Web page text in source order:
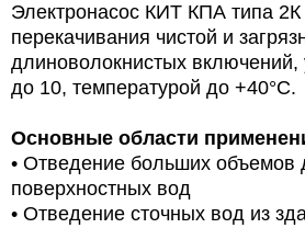
Электронасос КИТ КПА типа
перекачивания чистой и
длиноволокнистых
до 10, температурой до +40°С.
Основные области
• Отведение больших объемов
поверхностных вод
• Отведение сточных вод из